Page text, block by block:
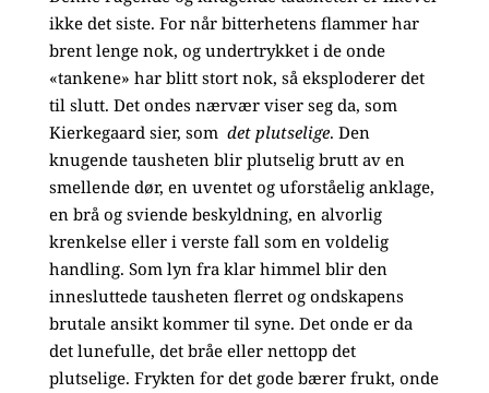
ikke det siste. For når bitterhetens flammer har
brent lenge nok, og undertrykket i de onde
«tankene» har blitt stort nok, så eksploderer det
til slutt. Det ondes nærvær viser seg da, som
Kierkegaard sier, som det plutselige. Den
knugende tausheten blir plutselig brutt av en
smellende dør, en uventet og uforståelig anklage,
en brå og sviende beskyldning, en alvorlig
krenkelse eller i verste fall som en voldelig
handling. Som lyn fra klar himmel blir den
innesluttede tausheten flerret og ondskapens
brutale ansikt kommer til syne. Det onde er da
det lunefulle, det bråe eller nettopp det
plutselige. Frykten for det gode bærer frukt, onde